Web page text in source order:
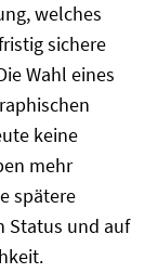
welches
sichere
Wahl eines
keine
mehr
spätere
Status und auf